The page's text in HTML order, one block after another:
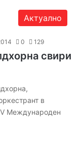
Актуално
0 129
свири
в
V Международен